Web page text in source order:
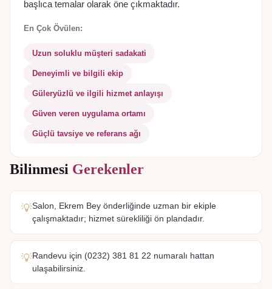
başlıca temalar olarak öne çıkmaktadır.
En Çok Övülen:
Uzun soluklu müşteri sadakati
Deneyimli ve bilgili ekip
Güleryüzlü ve ilgili hizmet anlayışı
Güven veren uygulama ortamı
Güçlü tavsiye ve referans ağı
Bilinmesi Gerekenler
💡Salon, Ekrem Bey önderliğinde uzman bir ekiple
çalışmaktadır; hizmet sürekliliği ön plandadır.
💡Randevu için (0232) 381 81 22 numaralı hattan
ulaşabilirsiniz.